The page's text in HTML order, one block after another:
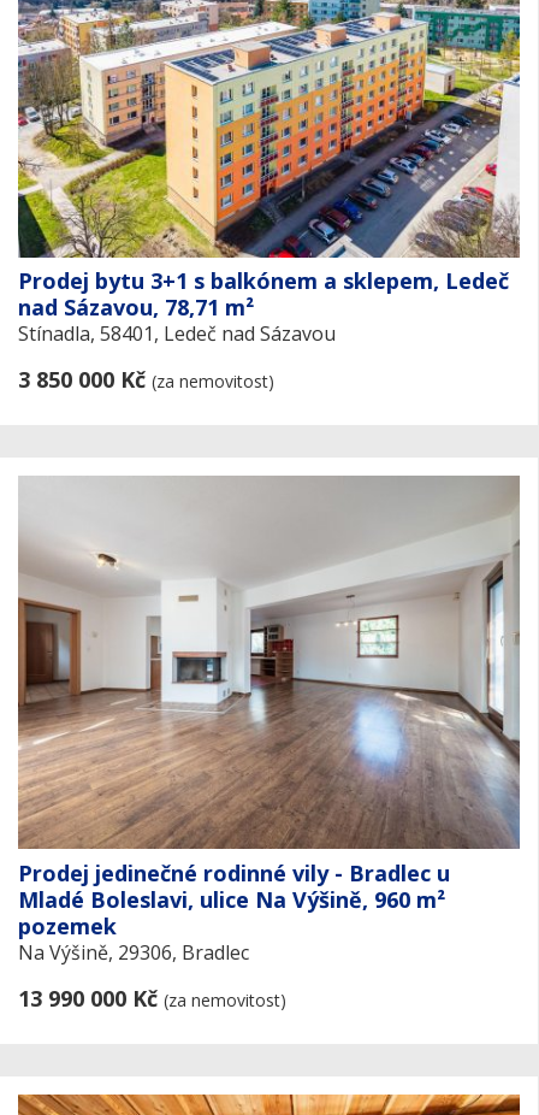
Prodej bytu 3+1 s balkónem a sklepem, Ledeč
nad Sázavou, 78,71 m²
Stínadla, 58401, Ledeč nad Sázavou
3 850 000 Kč (za nemovitost)
Prodej jedinečné rodinné vily - Bradlec u
Mladé Boleslavi, ulice Na Výšině, 960 m²
pozemek
Na Výšině, 29306, Bradlec
13 990 000 Kč (za nemovitost)